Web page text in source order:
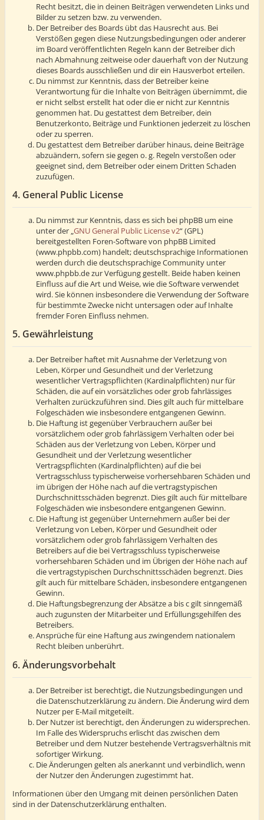
Recht besitzt, die in deinen Beiträgen verwendeten Links und
Bilder zu setzen bzw. zu verwenden.
Der Betreiber des Boards übt das Hausrecht aus. Bei
Verstößen gegen diese Nutzungsbedingungen oder anderer
im Board veröffentlichten Regeln kann der Betreiber dich
nach Abmahnung zeitweise oder dauerhaft von der Nutzung
dieses Boards ausschließen und dir ein Hausverbot erteilen.
Du nimmst zur Kenntnis, dass der Betreiber keine
Verantwortung für die Inhalte von Beiträgen übernimmt, die
er nicht selbst erstellt hat oder die er nicht zur Kenntnis
genommen hat. Du gestattest dem Betreiber, dein
Benutzerkonto, Beiträge und Funktionen jederzeit zu löschen
oder zu sperren.
Du gestattest dem Betreiber darüber hinaus, deine Beiträge
abzuändern, sofern sie gegen o. g. Regeln verstoßen oder
geeignet sind, dem Betreiber oder einem Dritten Schaden
zuzufügen.
4. General Public License
Du nimmst zur Kenntnis, dass es sich bei phpBB um eine
unter der „GNU General Public License v2“ (GPL)
bereitgestellten Foren-Software von phpBB Limited
(www.phpbb.com) handelt; deutschsprachige Informationen
werden durch die deutschsprachige Community unter
www.phpbb.de zur Verfügung gestellt. Beide haben keinen
Einfluss auf die Art und Weise, wie die Software verwendet
wird. Sie können insbesondere die Verwendung der Software
für bestimmte Zwecke nicht untersagen oder auf Inhalte
fremder Foren Einfluss nehmen.
5. Gewährleistung
Der Betreiber haftet mit Ausnahme der Verletzung von
Leben, Körper und Gesundheit und der Verletzung
wesentlicher Vertragspflichten (Kardinalpflichten) nur für
Schäden, die auf ein vorsätzliches oder grob fahrlässiges
Verhalten zurückzuführen sind. Dies gilt auch für mittelbare
Folgeschäden wie insbesondere entgangenen Gewinn.
Die Haftung ist gegenüber Verbrauchern außer bei
vorsätzlichem oder grob fahrlässigem Verhalten oder bei
Schäden aus der Verletzung von Leben, Körper und
Gesundheit und der Verletzung wesentlicher
Vertragspflichten (Kardinalpflichten) auf die bei
Vertragsschluss typischerweise vorhersehbaren Schäden und
im übrigen der Höhe nach auf die vertragstypischen
Durchschnittsschäden begrenzt. Dies gilt auch für mittelbare
Folgeschäden wie insbesondere entgangenen Gewinn.
Die Haftung ist gegenüber Unternehmern außer bei der
Verletzung von Leben, Körper und Gesundheit oder
vorsätzlichem oder grob fahrlässigem Verhalten des
Betreibers auf die bei Vertragsschluss typischerweise
vorhersehbaren Schäden und im Übrigen der Höhe nach auf
die vertragstypischen Durchschnittsschäden begrenzt. Dies
gilt auch für mittelbare Schäden, insbesondere entgangenen
Gewinn.
Die Haftungsbegrenzung der Absätze a bis c gilt sinngemäß
auch zugunsten der Mitarbeiter und Erfüllungsgehilfen des
Betreibers.
Ansprüche für eine Haftung aus zwingendem nationalem
Recht bleiben unberührt.
6. Änderungsvorbehalt
Der Betreiber ist berechtigt, die Nutzungsbedingungen und
die Datenschutzerklärung zu ändern. Die Änderung wird dem
Nutzer per E-Mail mitgeteilt.
Der Nutzer ist berechtigt, den Änderungen zu widersprechen.
Im Falle des Widerspruchs erlischt das zwischen dem
Betreiber und dem Nutzer bestehende Vertragsverhältnis mit
sofortiger Wirkung.
Die Änderungen gelten als anerkannt und verbindlich, wenn
der Nutzer den Änderungen zugestimmt hat.
Informationen über den Umgang mit deinen persönlichen Daten
sind in der Datenschutzerklärung enthalten.